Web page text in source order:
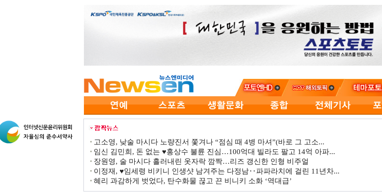
고소영, 낮술 마시다 노량진서 쫓겨나 “점심 때 4병 마셔”(바로 그 고소...
임신 김민희, 돈 없는 ♥홍상수 불륜 진심…100억대 빌라도 팔고 14억 아파...
장원영, 술 마시다 흘러내린 옷자락 깜짝…리즈 갱신한 인형 비주얼
이정재, ♥임세령 비키니 인생샷 남겨주는 다정남‥파파라치에 걸린 11년차...
혜리 과감하게 벗었다, 탄수화물 끊고 끈 비니키 소화 ‘역대급’